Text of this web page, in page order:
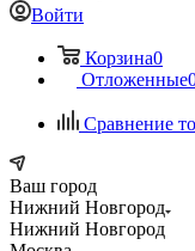
Войти
Корзина0
Отложенные
Сравнение
Ваш город
Нижний Новгород
Нижний Новгород